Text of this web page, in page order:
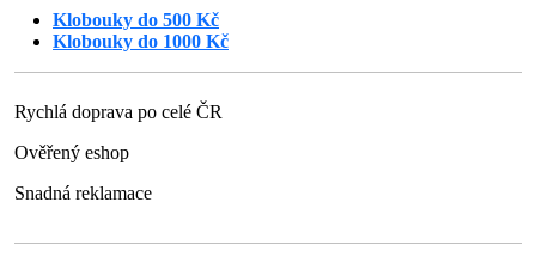
Klobouky do 500 Kč
Klobouky do 1000 Kč
Rychlá doprava po celé ČR
Ověřený eshop
Snadná reklamace